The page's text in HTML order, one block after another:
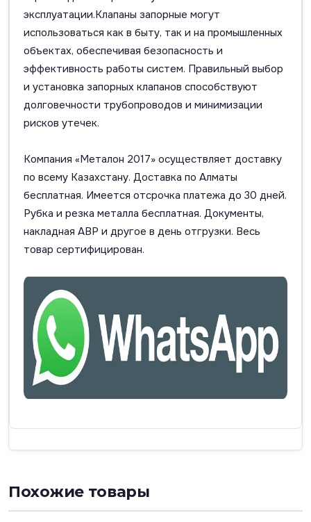
эксплуатации.Клапаны запорные могут
использоваться как в быту, так и на промышленных
объектах, обеспечивая безопасность и
эффективность работы систем. Правильный выбор
и установка запорных клапанов способствуют
долговечности трубопроводов и минимизации
рисков утечек.
Компания «Металон 2017» осуществляет доставку
по всему Казахстану. Доставка по Алматы
бесплатная. Имеется отсрочка платежа до 30 дней.
Рубка и резка металла бесплатная. Документы,
накладная АВР и другое в день отгрузки. Весь
товар сертифицирован.
Похожие товары